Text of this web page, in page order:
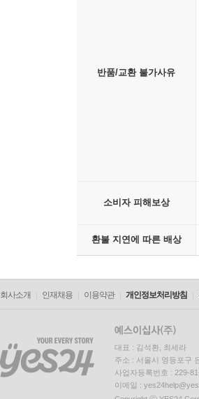
반품/교환 불가사유
소비자 피해보상
환불 지연에 따른 배상
회사소개 인재채용 이용약관 개인정보처리방침
대표 : 김석환, 최세라
주소 : 서울시 영등포구
사업자등록번호 : 229-
이메일 :